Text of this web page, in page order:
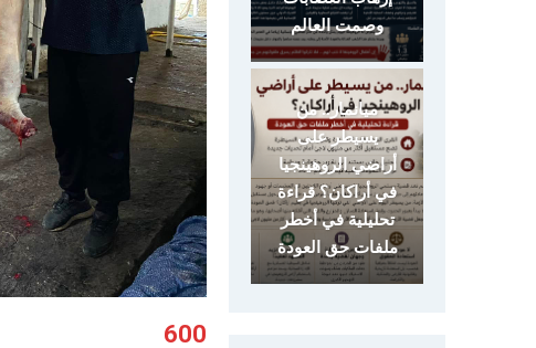
600
وصمت العالم
ميانمار.. من
يسيطر على
أراضي الروهينجيا
في أراكان؟ قراءة
تحليلية في أخطر
ملفات حق العودة